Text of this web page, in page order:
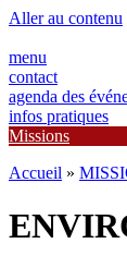
Panneau de
Aller au contenu
menu
contact
agenda des
infos pratiques
Missions
Accueil »